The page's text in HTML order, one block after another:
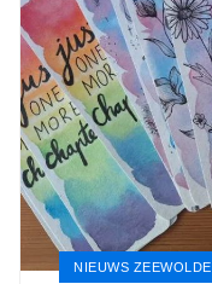
NIEUWS ZEEWOLDE